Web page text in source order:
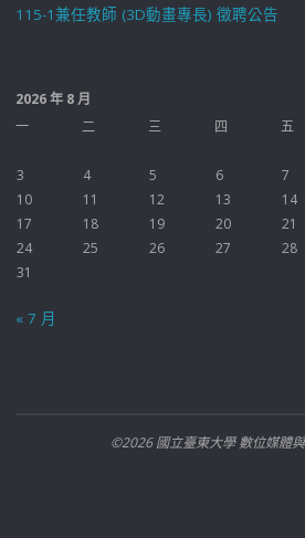
115-1兼任教師 (3D動畫專長) 徵聘公告
2026 年 8 月
一
二 三 四 五
3
4 5 6 7
10
11 12 13 14
17
18 19 20 21
24
25 26 27 28
31
« 7 月
©2026 國立臺東大學 數位媒體